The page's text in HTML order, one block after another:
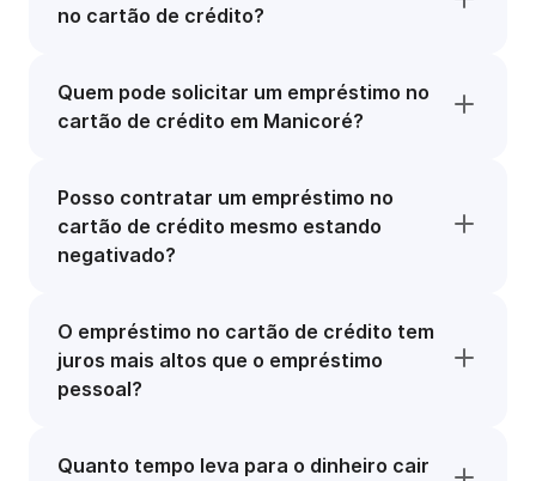
no cartão de crédito?
Quem pode solicitar um empréstimo no
cartão de crédito em Manicoré?
Posso contratar um empréstimo no
cartão de crédito mesmo estando
negativado?
O empréstimo no cartão de crédito tem
juros mais altos que o empréstimo
pessoal?
Quanto tempo leva para o dinheiro cair